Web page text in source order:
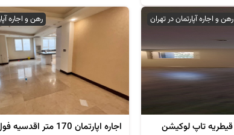
رهن و اجاره آپارتمان در تهران رهن و اجاره
اجاره اپارتمان 170 متر اقدسیه فول مشاعات